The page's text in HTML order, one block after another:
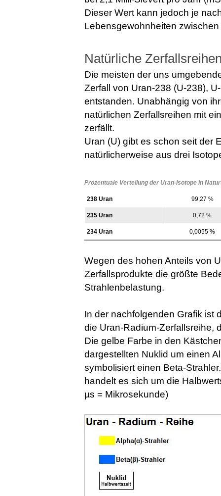
Dieser Wert kann jedoch je
Lebensgewohnheiten
Natürliche
Die meisten der uns
Zerfall von Uran-238 (U-238),
entstanden. Unabhängig von
natürlichen Zerfallsreihen mit
zerfällt.
Uran (U) gibt es schon seit der
natürlicherweise aus drei
Prozentuale Verteilung der Uran-Isotope in
238 Uran 99,27 %
235 Uran 0,72 %
234 Uran 0,0055 %
Wegen des hohen Anteils von
Zerfallsprodukte die größte
Strahlenbelastung.
In der nachfolgenden Grafik ist
die Uran-Radium-Zerfallsreihe,
Die gelbe Farbe in den
dargestellten Nuklid um einen
symbolisiert einen Beta-
handelt es sich um die
µs = Mikrosekunde)